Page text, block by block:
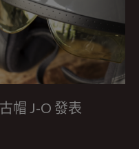
帽 J-O 發表